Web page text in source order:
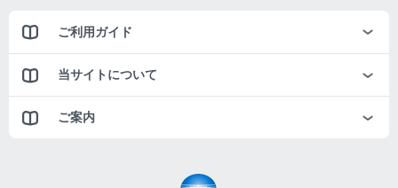
ご利用ガイド
当サイトについて
ご案内